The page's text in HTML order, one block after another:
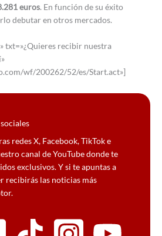
euros. En función de su éxito
debutar en otros mercados.
txt=»¿Quieres recibir nuestra
wf/200262/52/es/Start.act»]
redes X, Facebook, TikTok e
canal de YouTube donde te
exclusivos. Y si te apuntas a
recibirás las noticias más